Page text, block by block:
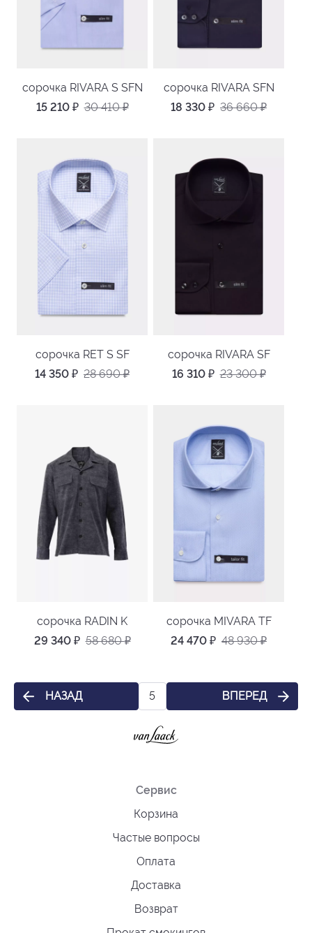
сорочка RIVARA S SFN
15 210 ₽ 30 410₽
сорочка RIVARA SFN
18 330 ₽ 36 660₽
сорочка RET S SF
14 350 ₽ 28 690₽
сорочка RIVARA SF
16 310 ₽ 23 300₽
сорочка RADIN K
29 340 ₽ 58 680₽
сорочка MIVARA TF
24 470 ₽ 48 930₽
НАЗАД 5 ВПЕРЕД
Сервис
Корзина
Частые вопросы
Оплата
Доставка
Возврат